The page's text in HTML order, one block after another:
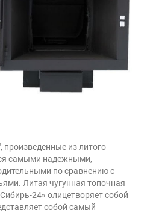
из литого
самыми надежными,
по сравнению с
Литая чугунная топочная
24» олицетворяет собой
собой самый